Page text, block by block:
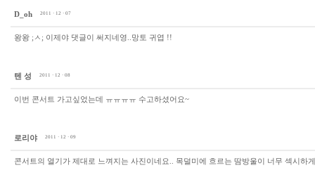
D_oh 2011 · 12 · 07
왕왕 ;ㅅ; 이제야 댓글이 써지네영..망토 귀엽 !!
텐 성 2011 · 12 · 08
이번 콘서트 가고싶었는데 ㅠㅠㅠㅠ 수고하셨어요~
로리야 2011 · 12 · 09
콘서트의 열기가 제대로 느껴지는 사진이네요.. 목덜미에 흐르는 땀방울이 너무 섹시하